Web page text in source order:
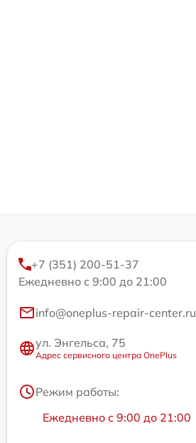
+7 (351) 200-51-37
Ежедневно с 9:00 до 21:00
info@oneplus-repair-center.ru
ул. Энгельса, 75
Адрес сервисного центра OnePlus
Режим работы:
Ежедневно с 9:00 до 21:00